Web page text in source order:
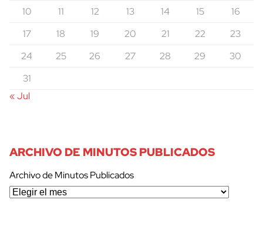
10
11 12 13 14 15
16
17
18 19 20 21 22
23
24
25 26 27 28 29
30
31
« Jul
ARCHIVO DE MINUTOS PUBLICADOS
Archivo de Minutos Publicados